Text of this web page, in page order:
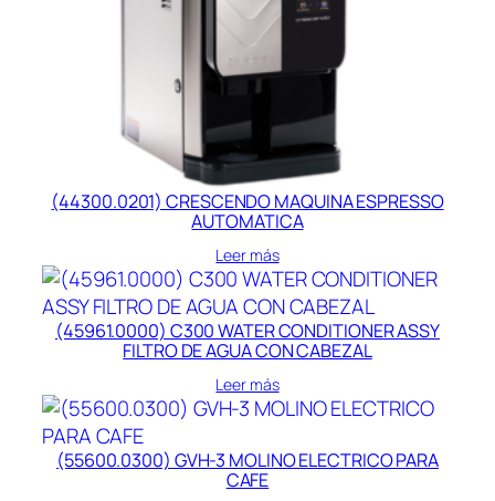
(44300.0201) CRESCENDO MAQUINA ESPRESSO
AUTOMATICA
Leer más
(45961.0000) C300 WATER CONDITIONER ASSY
FILTRO DE AGUA CON CABEZAL
Leer más
(55600.0300) GVH-3 MOLINO ELECTRICO PARA
CAFE